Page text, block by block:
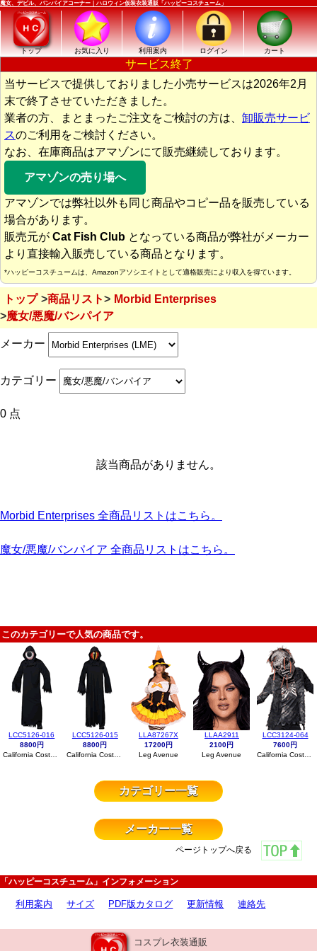
魔女、デビル、バンパイアコーナー｜ハロウィン仮装衣装通販「ハッピーコスチューム」
トップ お気に入り 利用案内 ログイン カート
サービス終了
当サービスで提供しておりました小売サービスは2026年2月
末で終了させていただきました。
業者の方、まとまったご注文をご検討の方は、 卸販売サービ
スのご利用をご検討ください。
なお、在庫商品はアマゾンにて販売継続しております。
アマゾンの売り場へ
アマゾンでは弊社以外も同じ商品やコピー品を販売している
場合があります。
販売元が Cat Fish Club となっている商品が弊社がメーカー
より直接輸入販売している商品となります。
*ハッピーコスチュームは、Amazonアソシエイトとして適格販売により収入を得ています。
トップ 商品リスト
Morbid Enterprises
魔女/悪魔/バンパイア
メーカー
カテゴリー
0 点
該当商品がありません。
Morbid Enterprises 全商品リストはこちら。
魔女/悪魔/バンパイア 全商品リストはこちら。
このカテゴリーで人気の商品です。
LCC5126-016
8800円
California Costumes
LCC5126-015
8800円
California Costumes
LLA87267X
17200円
Leg Avenue
LLAA2911
2100円
Leg Avenue
LCC3124-064
7600円
California Costumes
カテゴリー一覧
メーカー一覧
ページトップへ戻る
「ハッピーコスチューム」インフォメーション
利用案内 サイズ PDF版カタログ 更新情報 連絡先
コスプレ衣装通販